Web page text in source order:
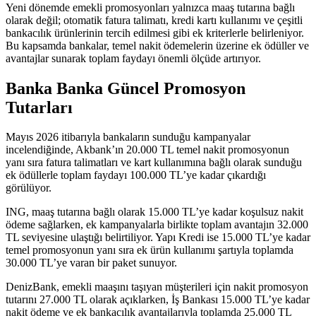
Yeni dönemde emekli promosyonları yalnızca maaş tutarına bağlı
olarak değil; otomatik fatura talimatı, kredi kartı kullanımı ve çeşitli
bankacılık ürünlerinin tercih edilmesi gibi ek kriterlerle belirleniyor.
Bu kapsamda bankalar, temel nakit ödemelerin üzerine ek ödüller ve
avantajlar sunarak toplam faydayı önemli ölçüde artırıyor.
Banka Banka Güncel Promosyon
Tutarları
Mayıs 2026 itibarıyla bankaların sunduğu kampanyalar
incelendiğinde, Akbank’ın 20.000 TL temel nakit promosyonun
yanı sıra fatura talimatları ve kart kullanımına bağlı olarak sunduğu
ek ödüllerle toplam faydayı 100.000 TL’ye kadar çıkardığı
görülüyor.
ING, maaş tutarına bağlı olarak 15.000 TL’ye kadar koşulsuz nakit
ödeme sağlarken, ek kampanyalarla birlikte toplam avantajın 32.000
TL seviyesine ulaştığı belirtiliyor. Yapı Kredi ise 15.000 TL’ye kadar
temel promosyonun yanı sıra ek ürün kullanımı şartıyla toplamda
30.000 TL’ye varan bir paket sunuyor.
DenizBank, emekli maaşını taşıyan müşterileri için nakit promosyon
tutarını 27.000 TL olarak açıklarken, İş Bankası 15.000 TL’ye kadar
nakit ödeme ve ek bankacılık avantajlarıyla toplamda 25.000 TL